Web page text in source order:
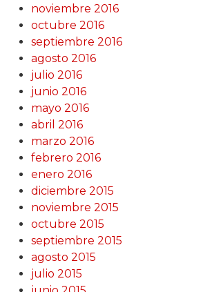
noviembre 2016
octubre 2016
septiembre 2016
agosto 2016
julio 2016
junio 2016
mayo 2016
abril 2016
marzo 2016
febrero 2016
enero 2016
diciembre 2015
noviembre 2015
octubre 2015
septiembre 2015
agosto 2015
julio 2015